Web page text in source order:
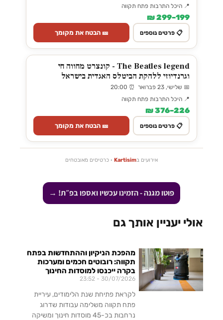
📍 היכל התרבות פתח תקווה
199–299 ₪
📋 פרטים נוספים 🎫 הבטח את מקומך
The Beatles legend - קונצרט מחווה חי
וגרנדיוזי ללהקת הביטלס האגדית בישראל
📅 שלישי, 23 פברואר ⏰ 20:00
📍 היכל התרבות פתח תקווה
226–376 ₪
📋 פרטים נוספים 🎫 הבטח את מקומך
אירועים בKartisim · כרטיסים מאובטחים
פוטו מגנה - הזמינו עכשיו ואספו בפ״ת! →
אולי יעניין אותך גם
מהפכת הניקיון וההתחדשות בפתח
תקווה: רובוטים חכמים ומערכות
בקרה ייכנסו למוסדות החינוך
30/07/2026
לקראת פתיחת שנת הלימודים, עיריית
פתח תקווה משלימה עבודות שדרוג
נרחבות בכ-45 מוסדות חינוך ומשיקה